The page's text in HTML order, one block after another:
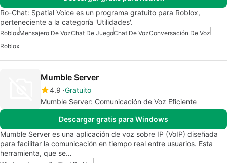
Ro-Chat: Spatial Voice es un programa gratuito para Roblox,
perteneciente a la categoría 'Utilidades'.
RobloxMensajero De VozChat De JuegoChat De VozConversación De Voz
Roblox
Mumble Server
4.9 Gratuito
Mumble Server: Comunicación de Voz Eficiente
Descargar gratis para Windows
Mumble Server es una aplicación de voz sobre IP (VoIP) diseñada
para facilitar la comunicación en tiempo real entre usuarios. Esta
herramienta, que se…